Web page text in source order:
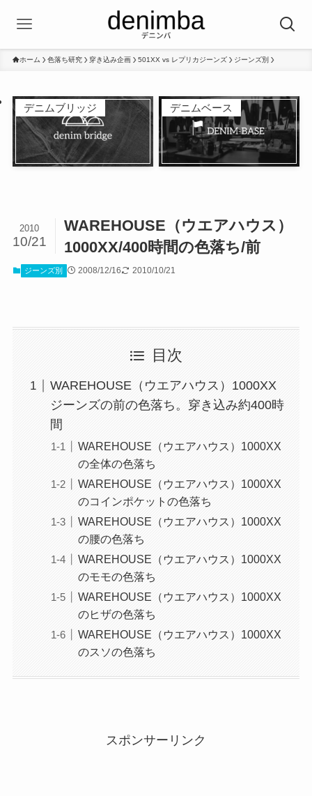
ホーム 色落ち研究 穿き込み企画 501XX vs レプリカジーンズ ジーンズ別
デニムブリッジ デニムベース
WAREHOUSE（ウエアハウス）
1000XX/400時間の色落ち/前
2010
10/21
ジーンズ別 2008/12/16 2010/10/21
目次
WAREHOUSE（ウエアハウス）1000XX
ジーンズの前の色落ち。穿き込み約400時
間
WAREHOUSE（ウエアハウス）1000XX
の全体の色落ち
WAREHOUSE（ウエアハウス）1000XX
のコインポケットの色落ち
WAREHOUSE（ウエアハウス）1000XX
の腰の色落ち
WAREHOUSE（ウエアハウス）1000XX
のモモの色落ち
WAREHOUSE（ウエアハウス）1000XX
のヒザの色落ち
WAREHOUSE（ウエアハウス）1000XX
のスソの色落ち
スポンサーリンク